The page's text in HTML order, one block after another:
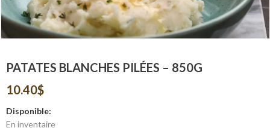
PATATES BLANCHES PILÉES – 850G
10.40$
Disponible:
En inventaire